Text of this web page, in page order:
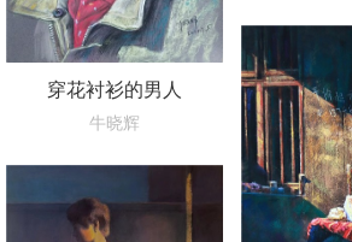
穿花衬衫的男人
牛晓辉